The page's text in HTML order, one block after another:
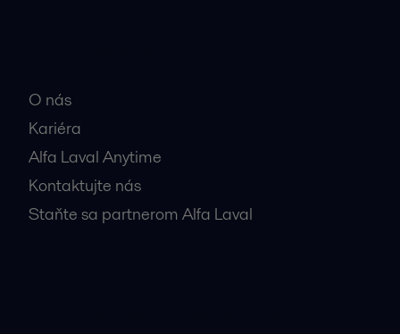
O nás
Kariéra
Alfa Laval Anytime
Kontaktujte nás
Staňte sa partnerom Alfa Laval